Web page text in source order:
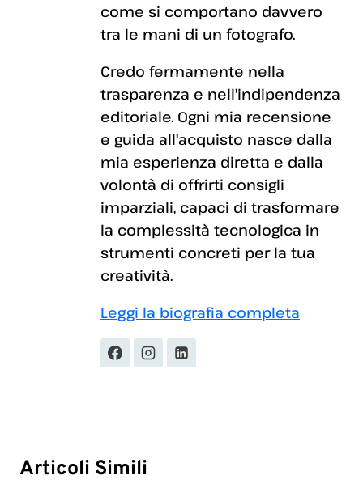
come si comportano davvero
tra le mani di un fotografo.
Credo fermamente nella
trasparenza e nell'indipendenza
editoriale. Ogni mia recensione
e guida all'acquisto nasce dalla
mia esperienza diretta e dalla
volontà di offrirti consigli
imparziali, capaci di trasformare
la complessità tecnologica in
strumenti concreti per la tua
creatività.
Leggi la biografia completa
Articoli Simili